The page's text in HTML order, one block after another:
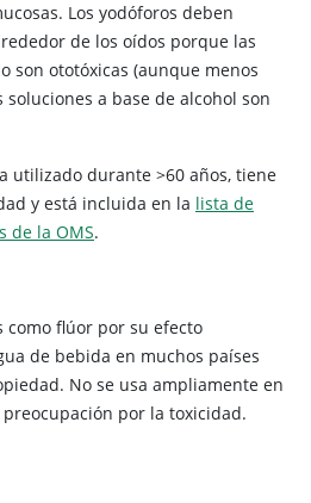
Los yodóforos deben
de los oídos porque las
son ototóxicas (aunque menos
a base de alcohol son
utilizado durante >60 años, tiene
y está incluida en la lista de
de la OMS.
como flúor por su efecto
de bebida en muchos países
No se usa ampliamente en
por la toxicidad.